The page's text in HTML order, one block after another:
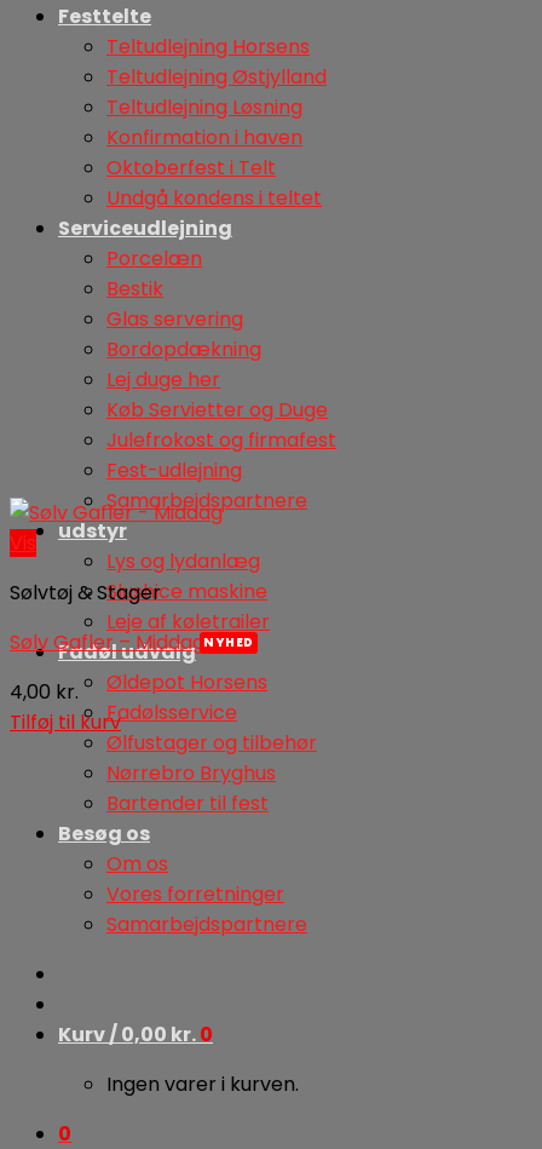
Festtelte
Teltudlejning Horsens
Teltudlejning Østjylland
Teltudlejning Løsning
Konfirmation i haven
Oktoberfest i Telt
Undgå kondens i teltet
Serviceudlejning
Porcelæn
Bestik
Glas servering
Bordopdækning
Lej duge her
Køb Servietter og Duge
Julefrokost og firmafest
Fest-udlejning
Samarbejdspartnere
udstyr
Lys og lydanlæg
Slushice maskine
Leje af køletrailer
Fadøl udvalg
Øldepot Horsens
Fadølsservice
Ølfustager og tilbehør
Nørrebro Bryghus
Bartender til fest
Besøg os
Om os
Vores forretninger
Samarbejdspartnere
Kurv /0,00 kr.0
Ingen varer i kurven.
0
Sølvtøj & Stager
Sølv Gafler – Middag
4,00 kr.
Tilføj til kurv